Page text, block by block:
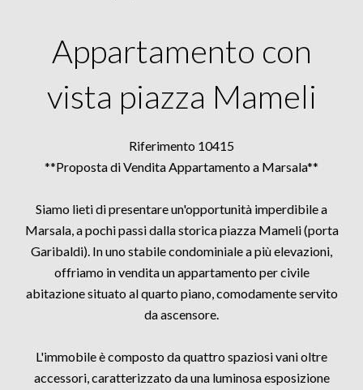
Appartamento con
vista piazza Mameli
Riferimento 10415
**Proposta di Vendita Appartamento a Marsala**
Siamo lieti di presentare un'opportunità imperdibile a
Marsala, a pochi passi dalla storica piazza Mameli (porta
Garibaldi). In uno stabile condominiale a più elevazioni,
offriamo in vendita un appartamento per civile
abitazione situato al quarto piano, comodamente servito
da ascensore.
L'immobile è composto da quattro spaziosi vani oltre
accessori, caratterizzato da una luminosa esposizione